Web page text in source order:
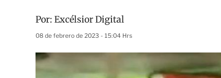
Por: Excélsior Digital
08 de febrero de 2023 - 15:04 Hrs